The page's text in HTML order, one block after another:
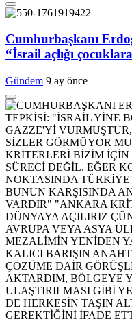
Cumhurbaşkanı
“İsrail açlığı
Gündem 9 ay önce